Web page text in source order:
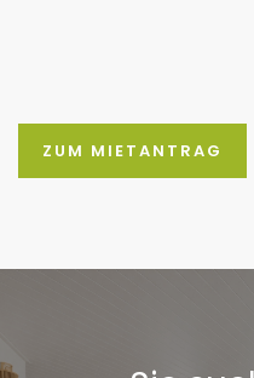
ZUM MIETANTRAG